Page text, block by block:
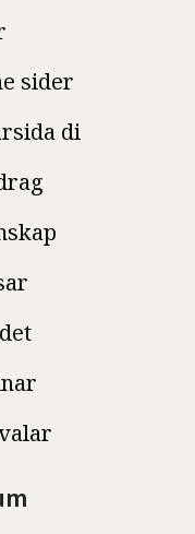
sider
di